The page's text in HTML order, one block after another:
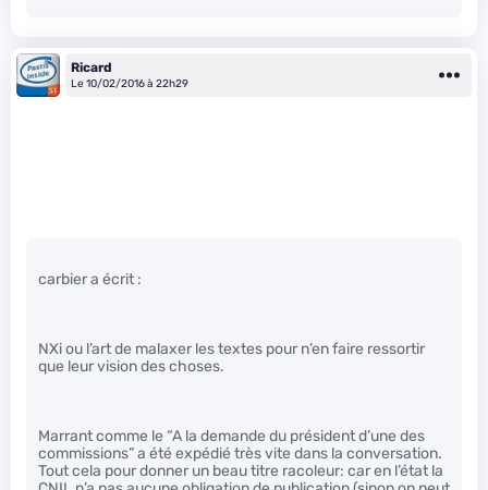
Ricard
Le 10/02/2016 à 22h29
carbier a écrit :
NXi ou l’art de malaxer les textes pour n’en faire ressortir
que leur vision des choses.
Marrant comme le “A la demande du président d’une des
commissions” a été expédié très vite dans la conversation.
Tout cela pour donner un beau titre racoleur: car en l’état la